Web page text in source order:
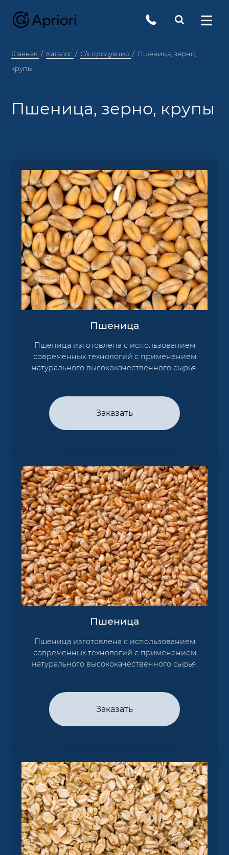
Главная Каталог С/х продукция
Пшеница, зерно,
крупы
Пшеница, зерно, крупы
Пшеница
Пшеница изготовлена с использованием
современных технологий с применением
натурального высококачественного сырья.
Заказать
Пшеница
Пшеница изготовлена с использованием
современных технологий с применением
натурального высококачественного сырья.
Заказать